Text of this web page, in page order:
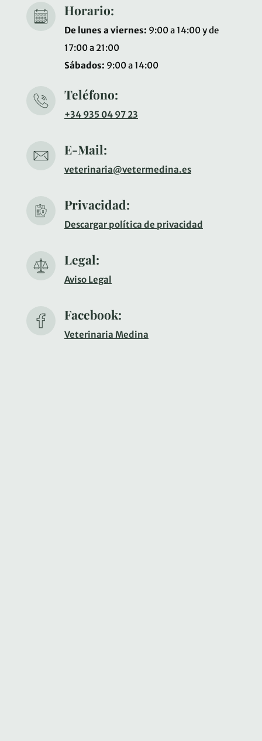
Horario:
De lunes a viernes: 9:00 a 14:00 y de
17:00 a 21:00
Sábados: 9:00 a 14:00
Teléfono:
+34 935 04 97 23
E-Mail:
veterinaria@vetermedina.es
Privacidad:
Descargar política de privacidad
Legal:
Aviso Legal
Facebook:
Veterinaria Medina